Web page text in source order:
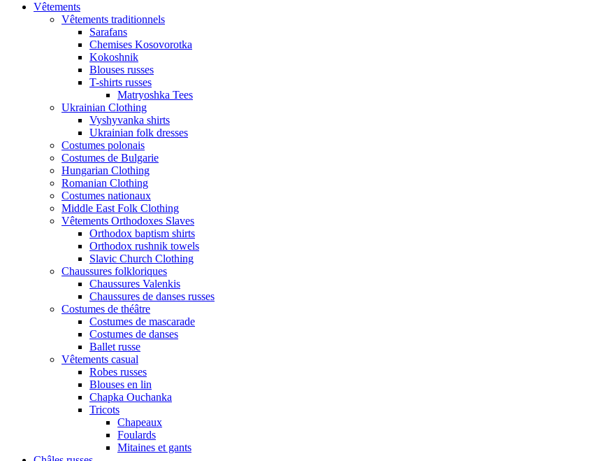
Vêtements
Vêtements traditionnels
Sarafans
Chemises Kosovorotka
Kokoshnik
Blouses russes
T-shirts russes
Matryoshka Tees
Ukrainian Clothing
Vyshyvanka shirts
Ukrainian folk dresses
Costumes polonais
Costumes de Bulgarie
Hungarian Clothing
Romanian Clothing
Costumes nationaux
Middle East Folk Clothing
Vêtements Orthodoxes Slaves
Orthodox baptism shirts
Orthodox rushnik towels
Slavic Church Clothing
Chaussures folkloriques
Chaussures Valenkis
Chaussures de danses russes
Costumes de théâtre
Costumes de mascarade
Costumes de danses
Ballet russe
Vêtements casual
Robes russes
Blouses en lin
Chapka Ouchanka
Tricots
Chapeaux
Foulards
Mitaines et gants